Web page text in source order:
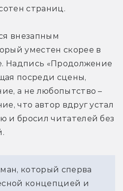
страниц.
внезапным
уместен скорее в
Надпись «Продолжение
посреди сцены,
а не любопытство –
что автор вдруг устал
и бросил читателей без
который сперва
концепцией и